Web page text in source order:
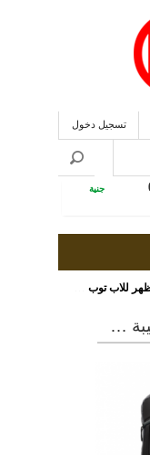
تسجيل دخول
جنية
بورت ديزاينز (110267) حقيبة ظهر للاب توب مقاس 15.6 بوصة + بطارية شحن خارجية سعة 3000 ملى أمبير